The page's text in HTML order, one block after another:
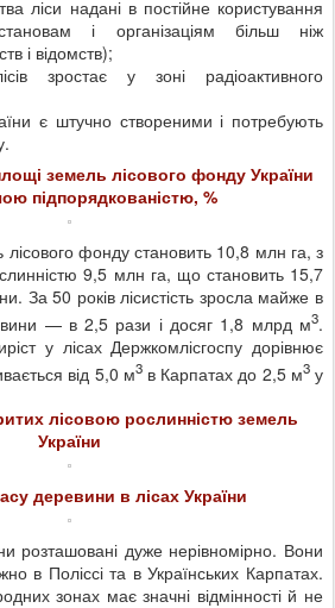
ліси надані в постійне користування
і організаціям більш ніж
і відомств);
зростає у зоні радіоактивного
є штучно створеними і потребують
земель лісового фонду України
підпорядкованістю, %
фонду становить 10,8 млн га, з
9,5 млн га, що становить 15,7
За 50 років лісистість зросла майже в
— в 2,5 рази і досяг 1,8 млрд м3.
у лісах Держкомлісгоспу дорівнює
від 5,0 м3в Карпатах до 2,5 м3у
лісовою рослинністю земель
України
деревини в лісах України
розташовані дуже нерівномірно. Вони
в Поліссі та в Українських Карпатах.
зонах має значні відмінності й не